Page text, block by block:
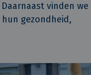
vinden we
gezondheid,